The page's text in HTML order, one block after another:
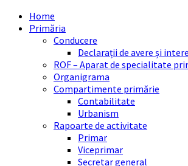
Skip
Skip
Skip
Skip
Home
Primăria
Conducere
Declarații de avere și
ROF – Aparat de specialitate
Organigrama
Compartimente primărie
Contabilitate
Urbanism
Rapoarte de activitate
Primar
Viceprimar
Secretar general